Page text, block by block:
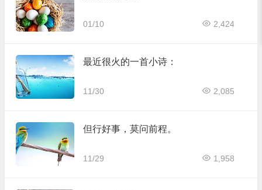
01/10 2,424
最近很火的一首小诗：
11/30 2,085
但行好事，莫问前程。
11/29 1,958